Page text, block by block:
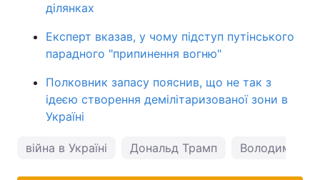
ділянках
Експерт вказав, у чому підступ путінського
парадного "припинення вогню"
Полковник запасу пояснив, що не так з
ідеєю створення демілітаризованої зони в
Україні
війна в Україні Дональд Трамп Володимир